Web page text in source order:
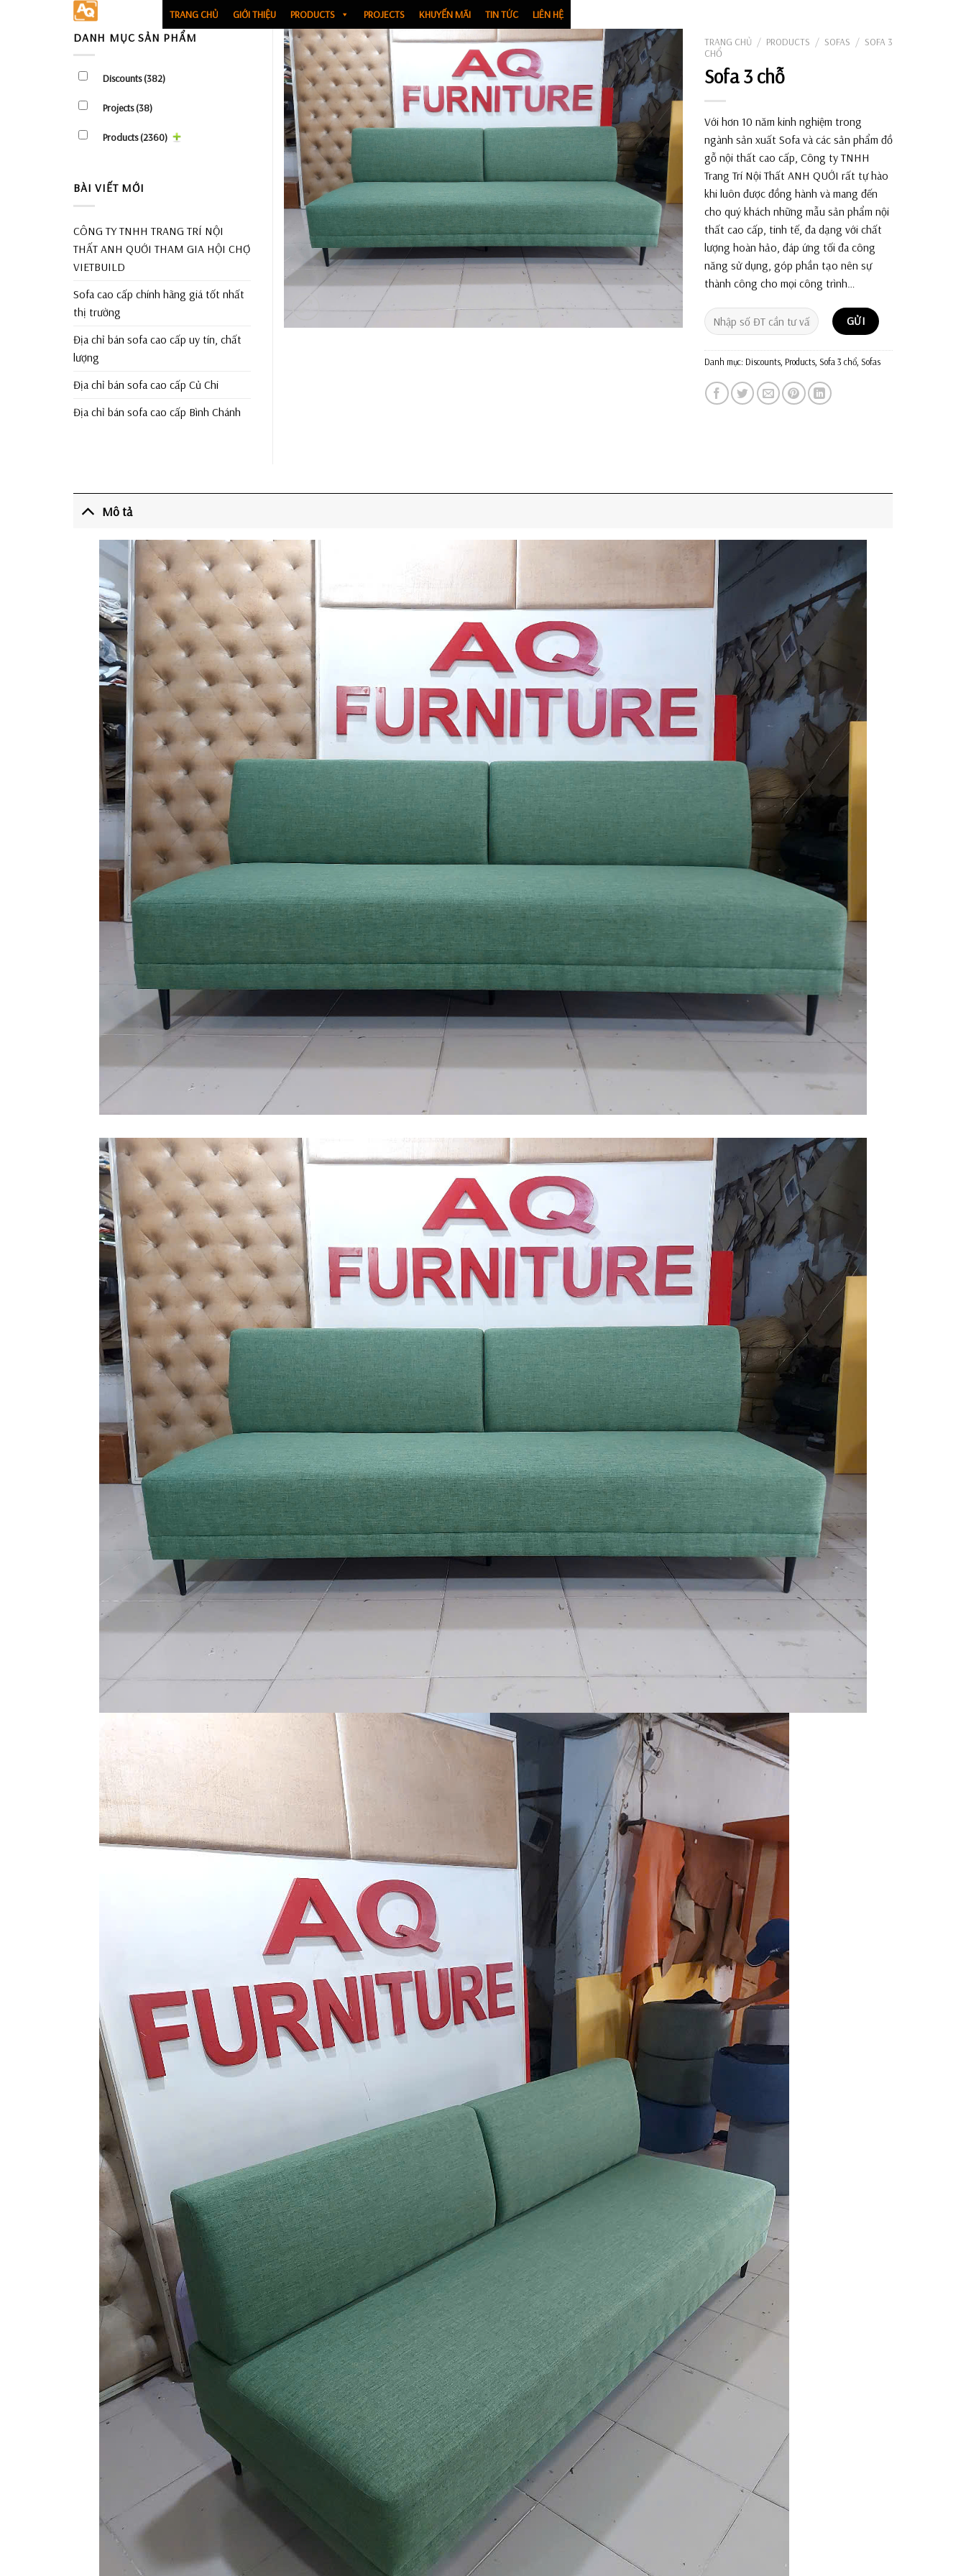
TRANG CHỦ GIỚI THIỆU PRODUCTS PROJECTS KHUYẾN MÃI TIN TỨC LIÊN HỆ
TRANG CHỦ / PRODUCTS / SOFAS / SOFA 3
CHỔ
Sofa 3 chỗ
Với hơn 10 năm kinh nghiệm trong
ngành sản xuất Sofa và các sản phẩm đồ
gỗ nội thất cao cấp, Công ty TNHH
Trang Trí Nội Thất ANH QUỚI rất tự hào
khi luôn được đồng hành và mang đến
cho quý khách những mẫu sản phẩm nội
thất cao cấp, tinh tế, đa dạng với chất
lượng hoàn hảo, đáp ứng tối đa công
năng sử dụng, góp phần tạo nên sự
thành công cho mọi công trình…
Danh mục: Discounts, Products, Sofa 3 chổ, Sofas
DANH MỤC SẢN PHẨM
Discounts(382)
Projects(38)
Products(2360)
BÀI VIẾT MỚI
CÔNG TY TNHH TRANG TRÍ NỘI
THẤT ANH QUỚI THAM GIA HỘI CHỢ
VIETBUILD
Sofa cao cấp chính hãng giá tốt nhất
thị trường
Địa chỉ bán sofa cao cấp uy tín, chất
lượng
Địa chỉ bán sofa cao cấp Củ Chi
Địa chỉ bán sofa cao cấp Bình Chánh
Mô tả